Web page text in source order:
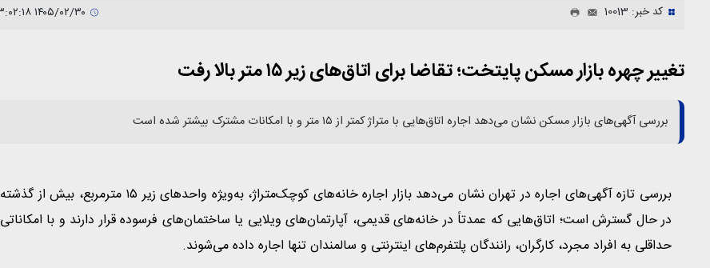
کد خبر: 10013
تغییر چهره بازار مسکن پایتخت؛ تقاضا برای اتاق‌های زیر ۱۵ متر بالا رفت
بررسی آگهی‌های بازار مسکن نشان می‌دهد اجاره اتاق‌هایی با متراژ کمتر از ۱۵ متر و با امکانات مشترک بیشتر شده است
بررسی تازه آگهی‌های اجاره در تهران نشان می‌دهد بازار اجاره خانه‌های کوچک‌متراژ، به‌ویژه واحدهای زیر ۱۵ مترمربع، بیش از گذشته
در حال گسترش است؛ اتاق‌هایی که عمدتاً در خانه‌های قدیمی، آپارتمان‌های ویلایی یا ساختمان‌های فرسوده قرار دارند و با امکاناتی
حداقلی به افراد مجرد، کارگران، رانندگان پلتفرم‌های اینترنتی و سالمندان تنها اجاره داده می‌شوند.